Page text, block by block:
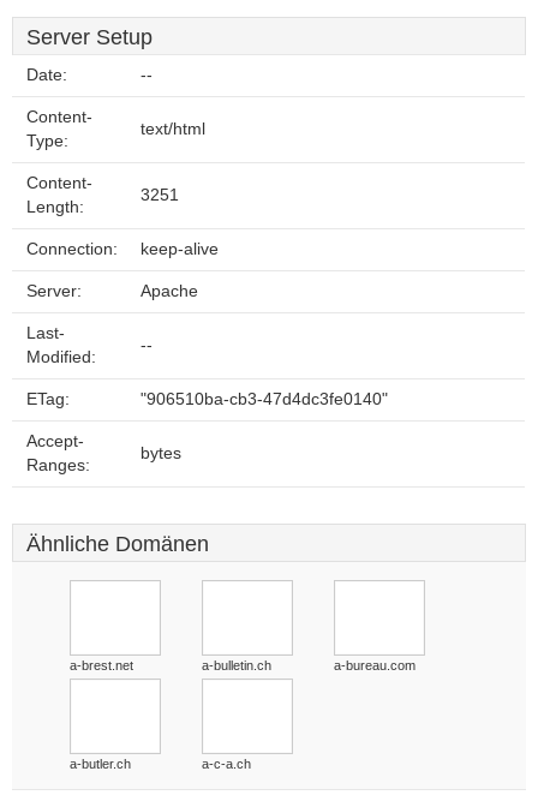
Server Setup
Date: --
Content-
Type:
text/html
Content-
Length:
3251
Connection: keep-alive
Server: Apache
Last-
Modified:
--
ETag: "906510ba-cb3-47d4dc3fe0140"
Accept-
Ranges:
bytes
Ähnliche Domänen
a-brest.net a-bulletin.ch a-bureau.com
a-butler.ch a-c-a.ch